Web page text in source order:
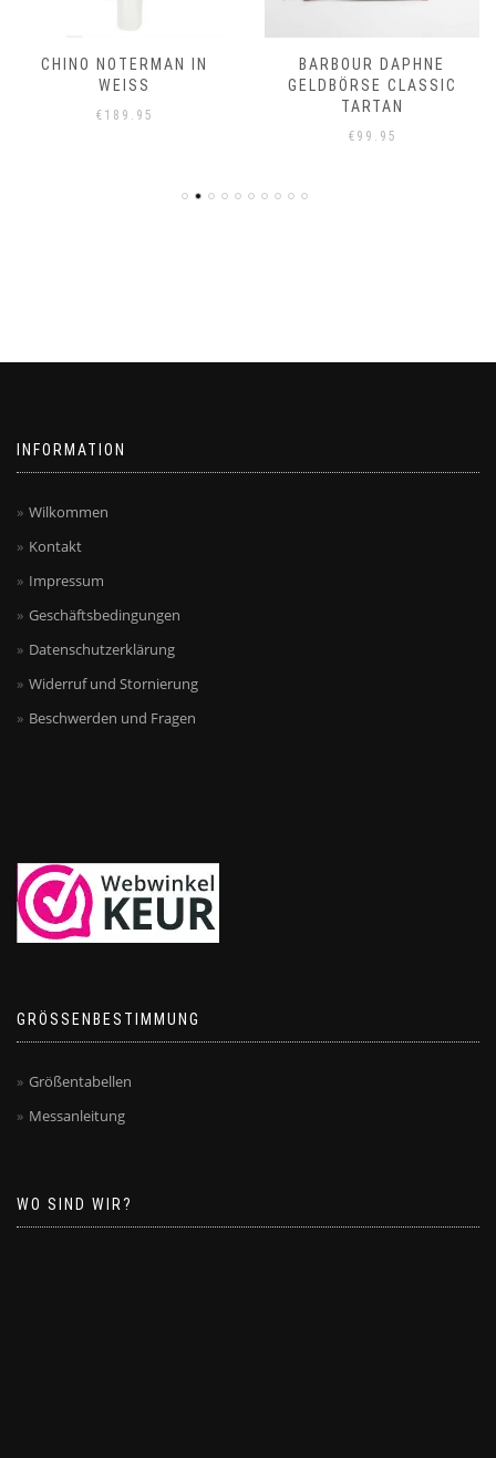
CHINO NOTERMAN IN
WEISS
€ 189.95
BARBOUR DAPHNE
GELDBÖRSE CLASSIC
TARTAN
€ 99.95
INFORMATION
Wilkommen
Kontakt
Impressum
Geschäftsbedingungen
Datenschutzerklärung
Widerruf und Stornierung
Beschwerden und Fragen
GRÖSSENBESTIMMUNG
Größentabellen
Messanleitung
WO SIND WIR?